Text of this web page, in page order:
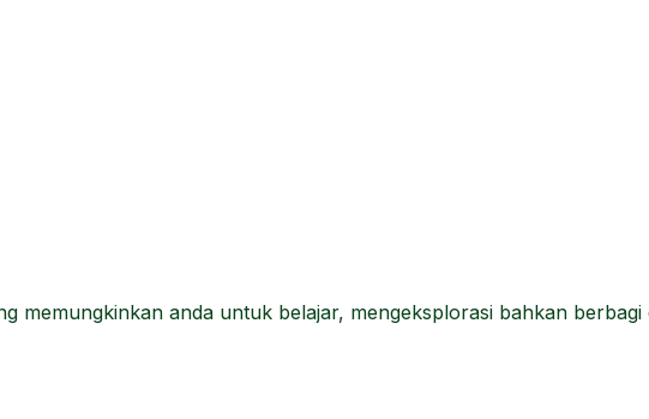
memungkinkan anda untuk belajar, mengeksplorasi bahkan